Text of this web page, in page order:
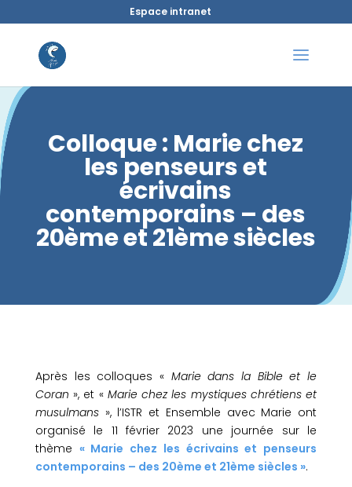
Espace intranet
Colloque : Marie chez
les penseurs et
écrivains
contemporains – des
20ème et 21ème siècles
Après les colloques « Marie dans la Bible et le
Coran », et « Marie chez les mystiques chrétiens et
musulmans», l’ISTR et Ensemble avec Marie ont
organisé le 11 février 2023 une journée sur le
thème « Marie chez les écrivains et penseurs
contemporains – des 20ème et 21ème siècles ».